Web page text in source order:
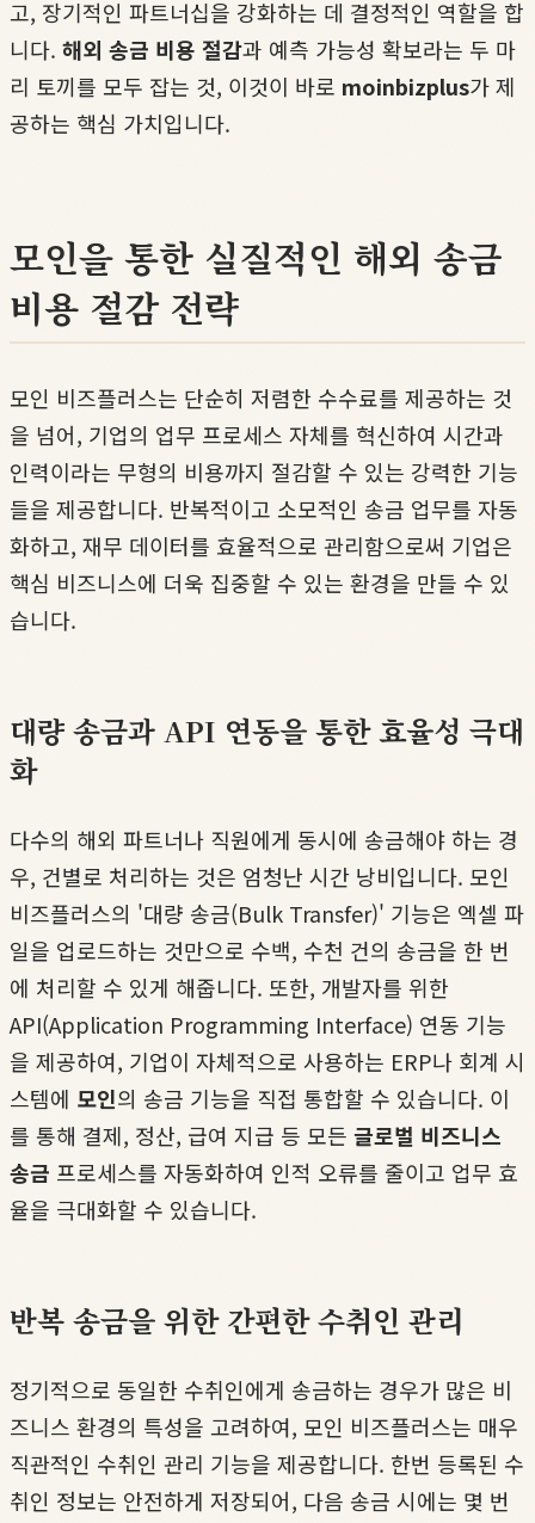
고, 장기적인 파트너십을 강화하는 데 결정적인 역할을 합
니다. 해외 송금 비용 절감과 예측 가능성 확보라는 두 마
리 토끼를 모두 잡는 것, 이것이 바로 moinbizplus가 제
공하는 핵심 가치입니다.
모인을 통한 실질적인 해외 송금
비용 절감 전략
모인 비즈플러스는 단순히 저렴한 수수료를 제공하는 것
을 넘어, 기업의 업무 프로세스 자체를 혁신하여 시간과
인력이라는 무형의 비용까지 절감할 수 있는 강력한 기능
들을 제공합니다. 반복적이고 소모적인 송금 업무를 자동
화하고, 재무 데이터를 효율적으로 관리함으로써 기업은
핵심 비즈니스에 더욱 집중할 수 있는 환경을 만들 수 있
습니다.
대량 송금과 API 연동을 통한 효율성 극대
화
다수의 해외 파트너나 직원에게 동시에 송금해야 하는 경
우, 건별로 처리하는 것은 엄청난 시간 낭비입니다. 모인
비즈플러스의 '대량 송금(Bulk Transfer)' 기능은 엑셀 파
일을 업로드하는 것만으로 수백, 수천 건의 송금을 한 번
에 처리할 수 있게 해줍니다. 또한, 개발자를 위한
API(Application Programming Interface) 연동 기능
을 제공하여, 기업이 자체적으로 사용하는 ERP나 회계 시
스템에 모인의 송금 기능을 직접 통합할 수 있습니다. 이
를 통해 결제, 정산, 급여 지급 등 모든 글로벌 비즈니스
송금 프로세스를 자동화하여 인적 오류를 줄이고 업무 효
율을 극대화할 수 있습니다.
반복 송금을 위한 간편한 수취인 관리
정기적으로 동일한 수취인에게 송금하는 경우가 많은 비
즈니스 환경의 특성을 고려하여, 모인 비즈플러스는 매우
직관적인 수취인 관리 기능을 제공합니다. 한번 등록된 수
취인 정보는 안전하게 저장되어, 다음 송금 시에는 몇 번